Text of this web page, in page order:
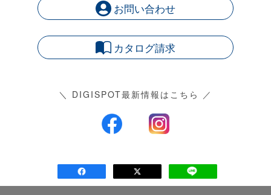
お問い合わせ
カタログ請求
＼ DIGISPOT最新情報はこちら ／